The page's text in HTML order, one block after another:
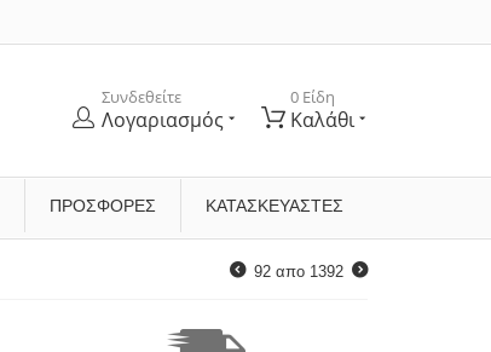
Συνδεθείτε
Λογαριασμός
0 Είδη
Καλάθι
ΠΡΟΣΦΟΡΕΣ ΚΑΤΑΣΚΕΥΑΣΤΈΣ
92 απο 1392